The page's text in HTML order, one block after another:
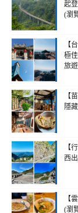
起
(瀏
【
極
旅
【
隱
【
西
【
(瀏